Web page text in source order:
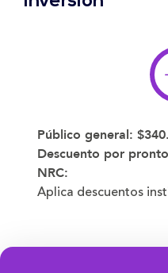
Público general:
Descuento por
NRC:
Aplica descuentos